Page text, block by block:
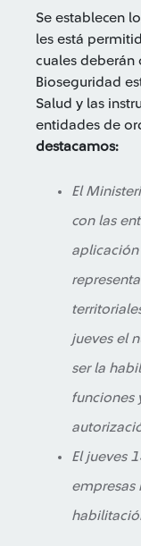
Se establecen
les está
cuales deberán
Bioseguridad
Salud y las
entidades de
destacamos:
El
con las
jueves el
ser la
funciones
El jueves
empresas